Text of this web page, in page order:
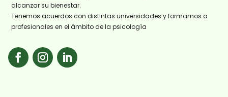
alcanzar su bienestar.
Tenemos acuerdos con distintas universidades y formamos a
profesionales en el ámbito de la psicología